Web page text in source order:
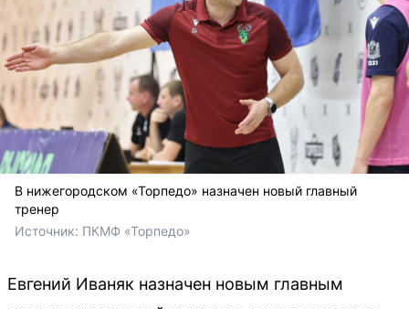
В нижегородском «Торпедо» назначен новый главный
тренер
Источник: ПКМФ «Торпедо»
Евгений Иваняк назначен новым главным